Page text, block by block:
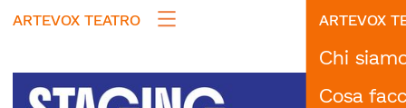
ARTEVOX TEATRO ARTEVOX
Chi
Cosa